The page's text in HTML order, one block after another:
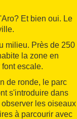
Et bien oui. Le
milieu. Près de 250
la zone en
escale.
de ronde, le parc
s'introduire dans
les oiseaux
à parcourir avec